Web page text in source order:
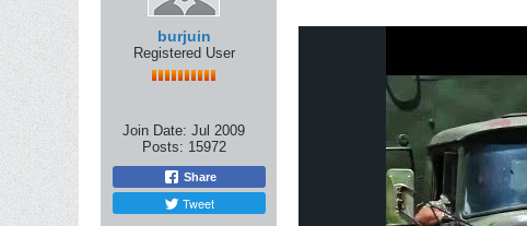
burjuin
Registered User
Join Date: Jul 2009
Posts: 15972
Share
Tweet